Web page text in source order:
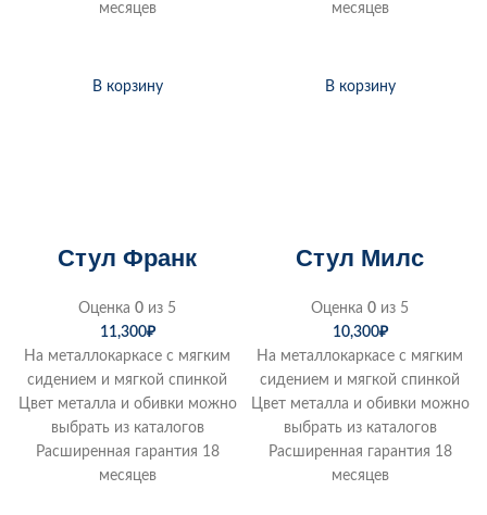
месяцев
В корзину
месяцев
В корзину
Стул Франк
Оценка 0 из 5
11,300₽
На металлокаркасе с мягким
сидением и мягкой спинкой
Цвет металла и обивки можно
выбрать из каталогов
Расширенная гарантия 18
месяцев
Стул Милс
Оценка 0 из 5
10,300₽
На металлокаркасе с мягким
сидением и мягкой спинкой
Цвет металла и обивки можно
выбрать из каталогов
Расширенная гарантия 18
месяцев